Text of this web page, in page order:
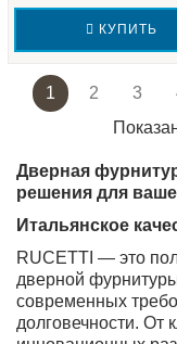
КУПИТЬ
1 2 3
Дверная
решения для
Итальянское
RUCETTI — это
дверной
современных
долговечности. От